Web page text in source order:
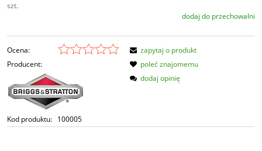
szt.
dodaj do przechowalni
Ocena:
Producent:
Kod produktu: 100005
zapytaj o produkt
poleć znajomemu
dodaj opinię